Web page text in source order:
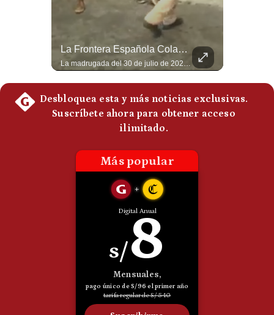
La Frontera Española Colapsa ¿Qué Está Pasando En Ceuta? | Gestión Mundo